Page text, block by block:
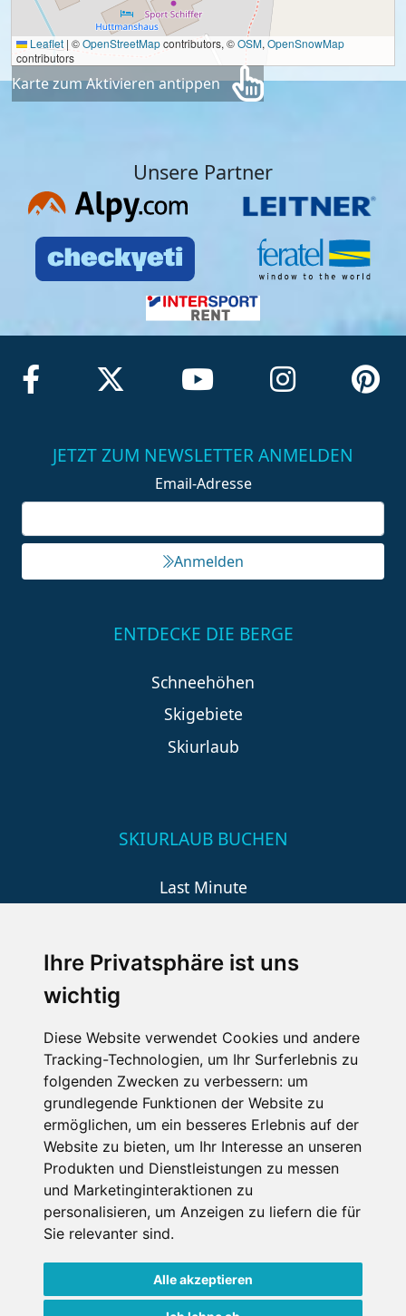
Ihre Privatsphäre ist uns
wichtig
Diese Website verwendet Cookies und andere
Tracking-Technologien, um Ihr Surferlebnis zu
folgenden Zwecken zu verbessern: um
grundlegende Funktionen der Website zu
ermöglichen, um ein besseres Erlebnis auf der
Website zu bieten, um Ihr Interesse an unseren
Produkten und Dienstleistungen zu messen
und Marketinginteraktionen zu
personalisieren, um Anzeigen zu liefern die für
Sie relevanter sind.
Alle akzeptieren
Leaflet | ©OpenStreetMapcontributors, ©OSM, OpenSnowMap
contributors
Karte zum Aktivieren antippen
Unsere Partner
JETZT ZUM NEWSLETTER ANMELDEN
Email-Adresse
Anmelden
ENTDECKE DIE BERGE
Schneehöhen
Skigebiete
Skiurlaub
SKIURLAUB BUCHEN
Last Minute
Wellness
SCHNEEHÖHEN SKI APP
Die Schneehoehen Ski APP für iOS und Android - Ein
Muss für alle Wintersportler und Schneefreaks!
Impressum
Datenschutz